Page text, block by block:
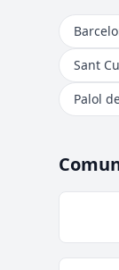
Sant
Palol